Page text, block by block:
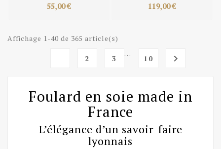
55,00 € 119,00 €
Affichage 1-40 de 365 article(s)
2 3
…
10 
Foulard en soie made in
France
L’élégance d’un savoir-faire
lyonnais